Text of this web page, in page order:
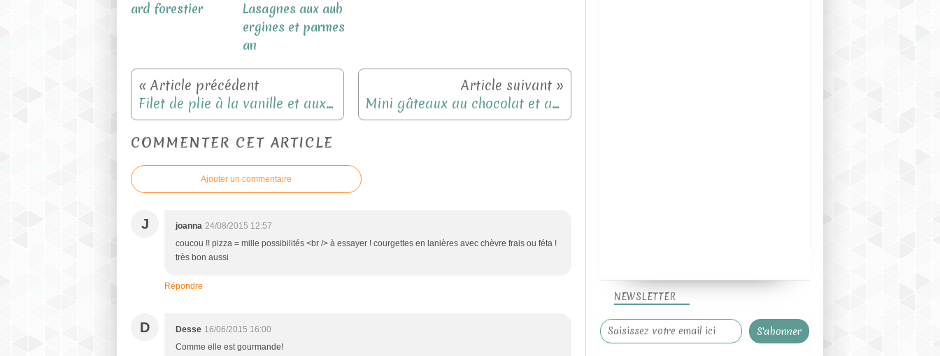
ard forestier
Lasagnes aux aub
ergines et parmes
an
Filet de plie à la vanille et aux zestes de citron Mini gâteaux au chocolat et aux noix
COMMENTER CET ARTICLE
Ajouter un commentaire
J joanna 24/08/2015 12:57
coucou !! pizza = mille possibilités <br /> à essayer ! courgettes en lanières avec chèvre frais ou féta !
très bon aussi
Répondre
D Desse 16/06/2015 16:00
Comme elle est gourmande!
NEWSLETTER